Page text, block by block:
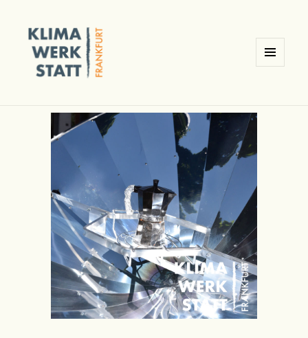
Frankfurt am Main